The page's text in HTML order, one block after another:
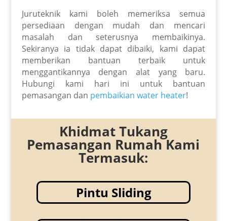
Juruteknik kami boleh memeriksa semua
persediaan dengan mudah dan mencari
masalah dan seterusnya membaikinya.
Sekiranya ia tidak dapat dibaiki, kami dapat
memberikan bantuan terbaik untuk
menggantikannya dengan alat yang baru.
Hubungi kami hari ini untuk bantuan
pemasangan dan pembaikian water heater!
Khidmat Tukang
Pemasangan Rumah Kami
Termasuk:
Pintu Sliding